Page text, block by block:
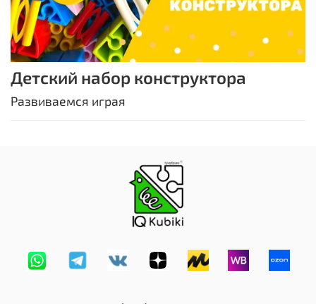
Детский набор конструктора
Развиваемся играя